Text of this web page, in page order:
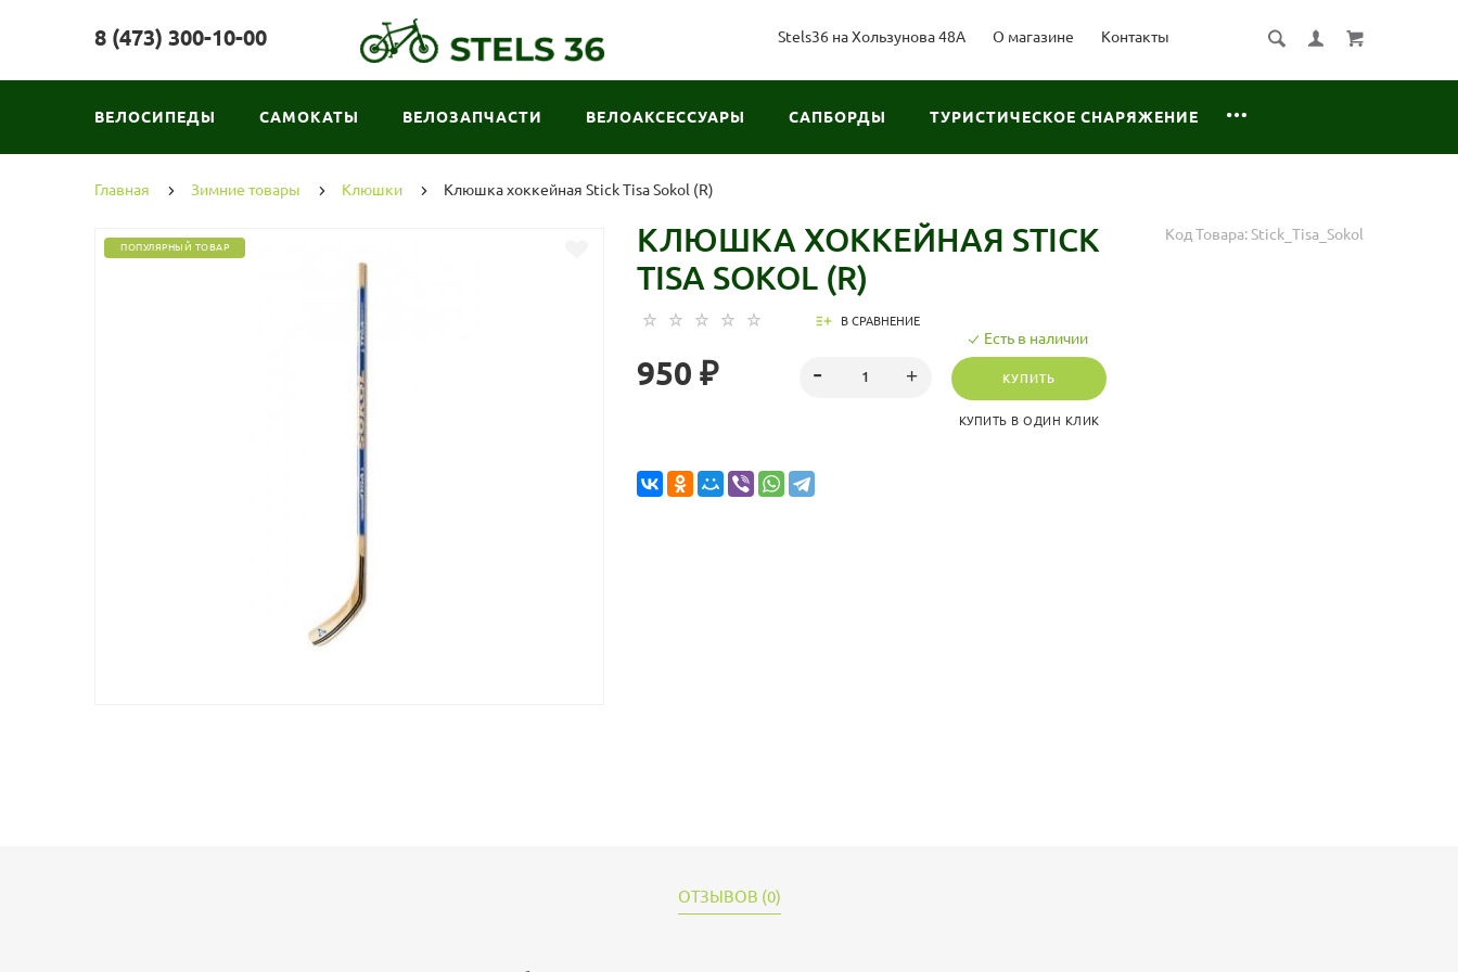
8 (473) 300-10-00 Stels36 на Хользунова 48А О магазине Контакты
ВЕЛОСИПЕДЫ САМОКАТЫ ВЕЛОЗАПЧАСТИ ВЕЛОАКСЕССУАРЫ САПБОРДЫ ТУРИСТИЧЕСКОЕ СНАРЯЖЕНИЕ
Главная Зимние товары Клюшки Клюшка хоккейная Stick Tisa Sokol (R)
ПОПУЛЯРНЫЙ ТОВАР
Код Товара: Stick_Tisa_Sokol
КЛЮШКА ХОККЕЙНАЯ STICK
TISA SOKOL (R)
В СРАВНЕНИЕ
950 ₽
Есть в наличии
КУПИТЬ
КУПИТЬ В ОДИН КЛИК
ОТЗЫВОВ (0)